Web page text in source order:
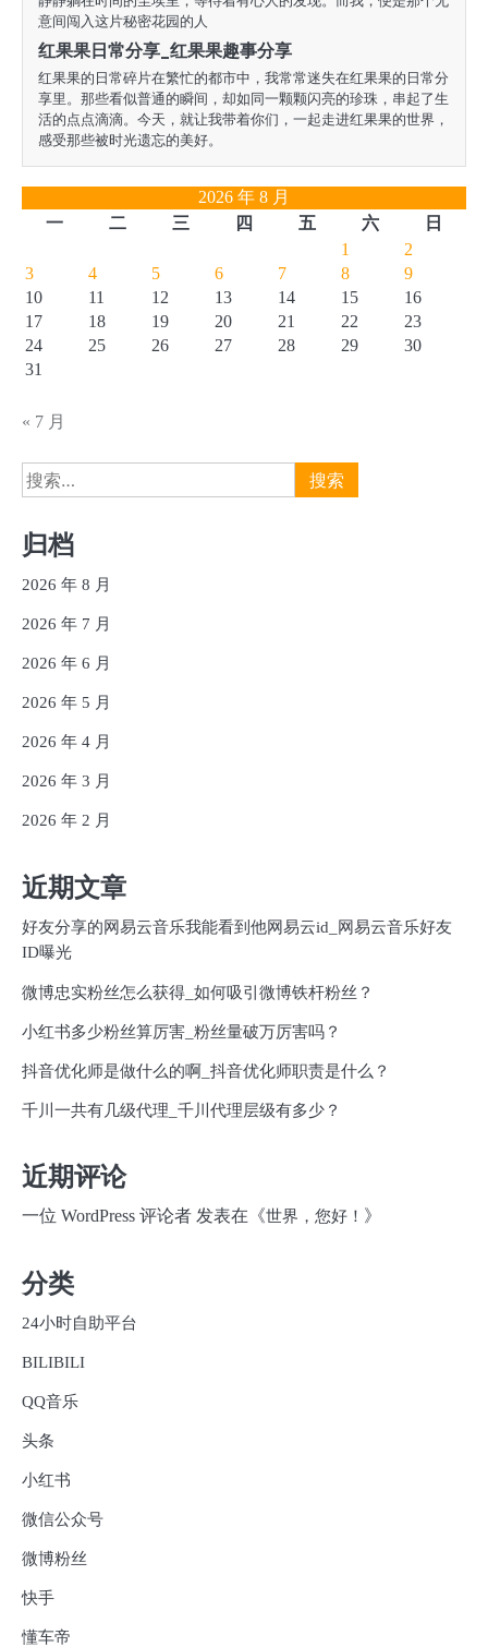
意间闯入这片秘密花园的人
红果果日常分享_红果果趣事分享
红果果的日常碎片在繁忙的都市中，我常常迷失在红果果的日常分
享里。那些看似普通的瞬间，却如同一颗颗闪亮的珍珠，串起了生
活的点点滴滴。今天，就让我带着你们，一起走进红果果的世界，
感受那些被时光遗忘的美好。
2026 年 8 月
一
二 三 四 五 六
日
1
2
3
4 5 6 7 8
9
10
11 12 13 14 15
16
17
18 19 20 21 22
23
24
25 26 27 28 29
30
31
« 7 月
搜
索：
归档
2026 年 8 月
2026 年 7 月
2026 年 6 月
2026 年 5 月
2026 年 4 月
2026 年 3 月
2026 年 2 月
近期文章
好友分享的网易云音乐我能看到他网易云id_网易云音乐好友
ID曝光
微博忠实粉丝怎么获得_如何吸引微博铁杆粉丝？
小红书多少粉丝算厉害_粉丝量破万厉害吗？
抖音优化师是做什么的啊_抖音优化师职责是什么？
千川一共有几级代理_千川代理层级有多少？
近期评论
一位 WordPress 评论者 发表在《世界，您好！ 》
分类
24小时自助平台
BILIBILI
QQ音乐
头条
小红书
微信公众号
微博粉丝
快手
懂车帝